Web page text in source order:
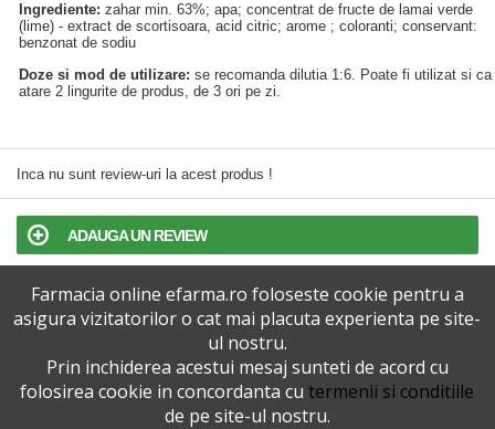
Ingrediente: zahar min. 63%; apa; concentrat de fructe de lamai verde
(lime) - extract de scortisoara, acid citric; arome ; coloranti; conservant:
benzonat de sodiu
Doze si mod de utilizare: se recomanda dilutia 1:6. Poate fi utilizat si ca
atare 2 lingurite de produs, de 3 ori pe zi.
Inca nu sunt review-uri la acest produs !
ADAUGA UN REVIEW
TERMENI SI CONDITII
POLITICA DE CONFIDENTIALITATE
VERSIUNEA DESKTOP
Farmacia online efarma.ro foloseste cookie pentru a
asigura vizitatorilor o cat mai placuta experienta pe site-
ul nostru.
Prin inchiderea acestui mesaj sunteti de acord cu
folosirea cookie in concordanta cu termenii si conditiile
de pe site-ul nostru.